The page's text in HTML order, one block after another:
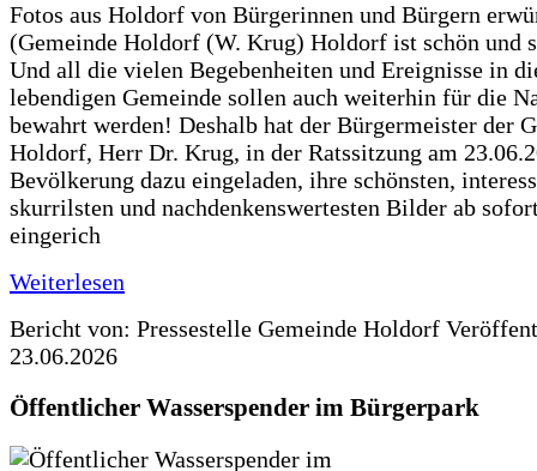
Fotos aus Holdorf von Bürgerinnen und Bürgern
(Gemeinde Holdorf (W. Krug) Holdorf ist schön und
Und all die vielen Begebenheiten und Ereignisse in
lebendigen Gemeinde sollen auch weiterhin für die
bewahrt werden! Deshalb hat der Bürgermeister der
Holdorf, Herr Dr. Krug, in der Ratssitzung am
Bevölkerung dazu eingeladen, ihre schönsten,
skurrilsten und nachdenkenswertesten Bilder ab
eingerich
Weiterlesen
Bericht von: Pressestelle Gemeinde Holdorf
23.06.2026
Öffentlicher Wasserspender im Bürgerpark